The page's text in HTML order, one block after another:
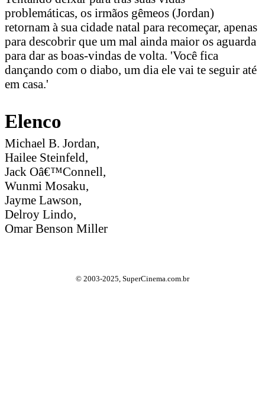
problemáticas, os irmãos gêmeos (Jordan)
retornam à sua cidade natal para recomeçar, apenas
para descobrir que um mal ainda maior os aguarda
para dar as boas-vindas de volta. 'Você fica
dançando com o diabo, um dia ele vai te seguir até
em casa.'
Elenco
Michael B. Jordan,
Hailee Steinfeld,
Jack Oâ€™Connell,
Wunmi Mosaku,
Jayme Lawson,
Delroy Lindo,
Omar Benson Miller
© 2003-2025, SuperCinema.com.br